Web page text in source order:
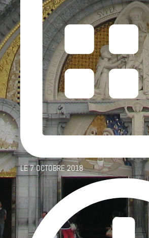
LE7 OCTOBRE 2018